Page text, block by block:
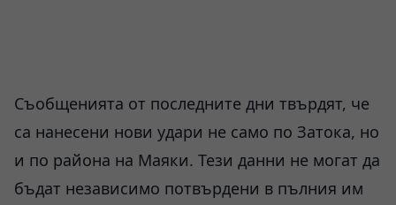
Съобщенията от последните дни твърдят, че
са нанесени нови удари не само по Затока, но
и по района на Маяки. Тези данни не могат да
бъдат независимо потвърдени в пълния им